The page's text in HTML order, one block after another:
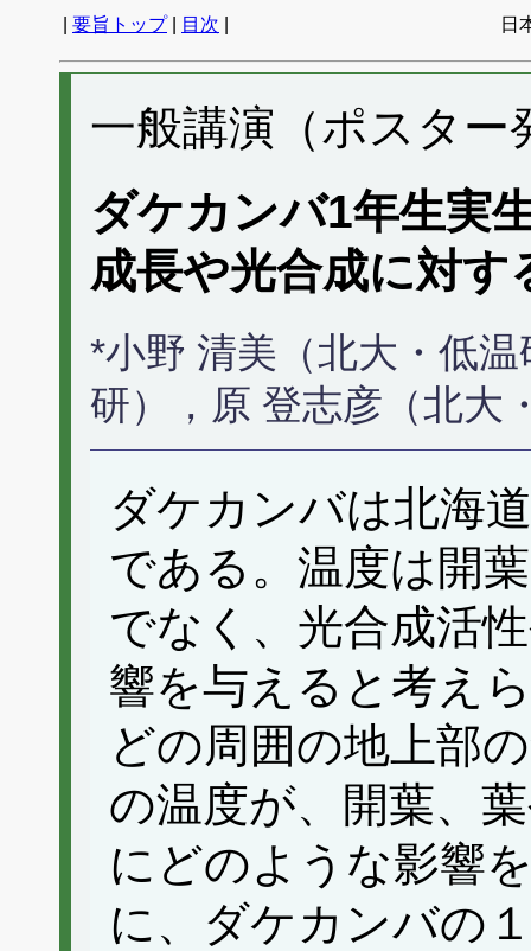
要旨トップ| 目次 日
一般講演（ポスター
ダケカンバ1年生実
成長や光合成に対す
*小野 清美（北大・低
研），原 登志彦（北大
ダケカンバは北海
である。温度は開
でなく、光合成活
響を与えると考え
どの周囲の地上部
の温度が、開葉、
にどのような影響
に、ダケカンバの